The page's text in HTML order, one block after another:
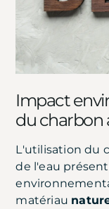
Impact
du charbon
L'utilisation du
de l'eau
matériau